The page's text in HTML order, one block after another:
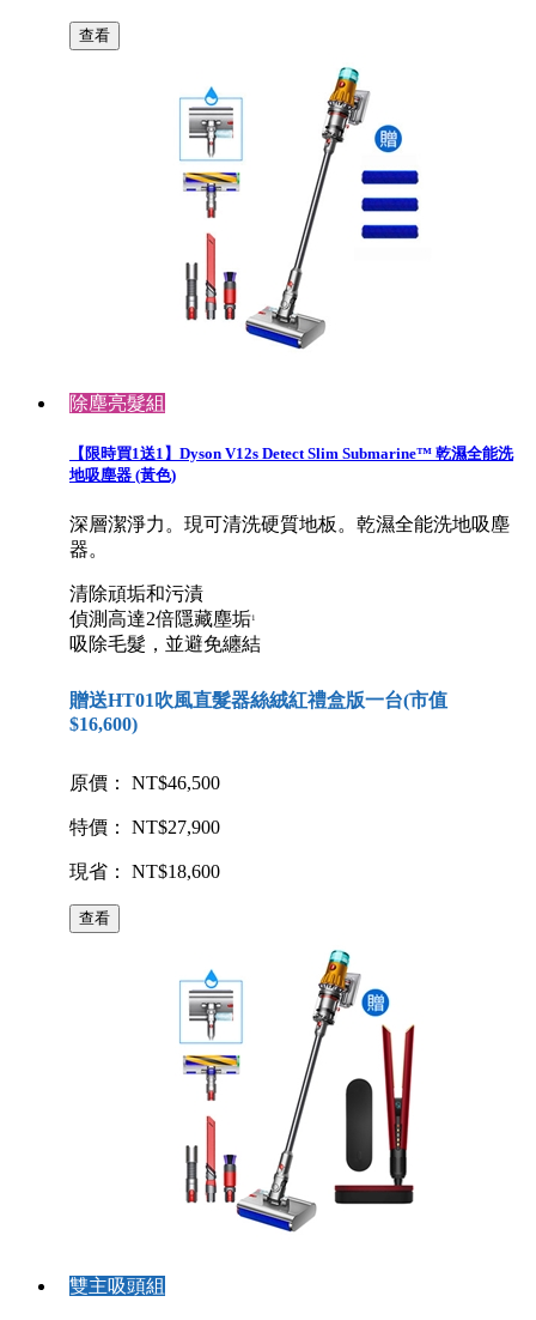
查看
除塵亮髮組
【限時買1送1】Dyson V12s Detect Slim Submarine™ 乾濕全能洗
地吸塵器 (黃色)
深層潔淨力。現可清洗硬質地板。乾濕全能洗地吸塵
器。
清除頑垢和污漬
偵測高達2倍隱藏塵垢1
吸除毛髮，並避免纏結
贈送HT01吹風直髮器絲絨紅禮盒版一台(市值
$16,600)
原價： NT$46,500
特價： NT$27,900
現省： NT$18,600
查看
雙主吸頭組